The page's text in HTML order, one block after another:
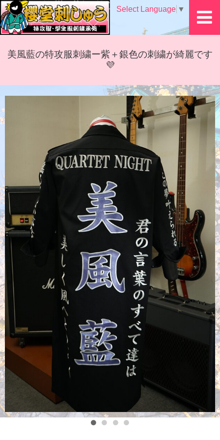
Select Language ▼
美風藍の特攻服刺繍ー紫＋銀色の刺繍が綺麗です
💜